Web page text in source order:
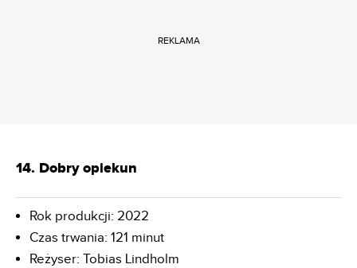
REKLAMA
14. Dobry opiekun
Rok produkcji: 2022
Czas trwania: 121 minut
Reżyser: Tobias Lindholm